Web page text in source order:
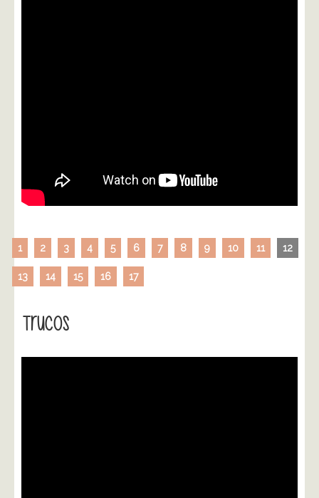
1 2 3 4 5 6 7 8 9 10 11 12
13 14 15 16 17
Trucos